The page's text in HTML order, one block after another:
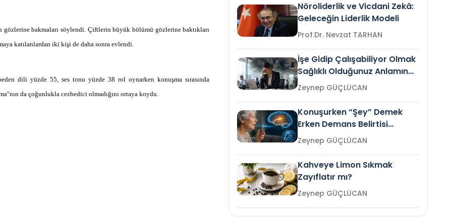
bakmaları söylendi. Çiftlerin büyük bölümü gözlerine baktıkları
katılanlardan iki kişi de daha sonra evlendi.
dili yüzde 55, ses tonu yüzde 38 rol oynarken konuşma sırasında
da çoğunlukla cezbedici olmadığını ortaya koydu.
Nöroliderlik ve Vicdani Zekâ:
Geleceğin Liderlik Modeli
Prof.Dr. Nevzat TARHAN
İşe Gidip Çalışabiliyor Olmak
Sağlıklı Olduğunuz Anlamına
Gelir mi?Zeynep GÜÇLÜCAN
Konuşurken “Şey” Demek
Erken Demans Belirtisi
Olabilir mi?Zeynep GÜÇLÜCAN
Kahveye Limon Sıkmak
Zayıflatır mı?
Zeynep GÜÇLÜCAN